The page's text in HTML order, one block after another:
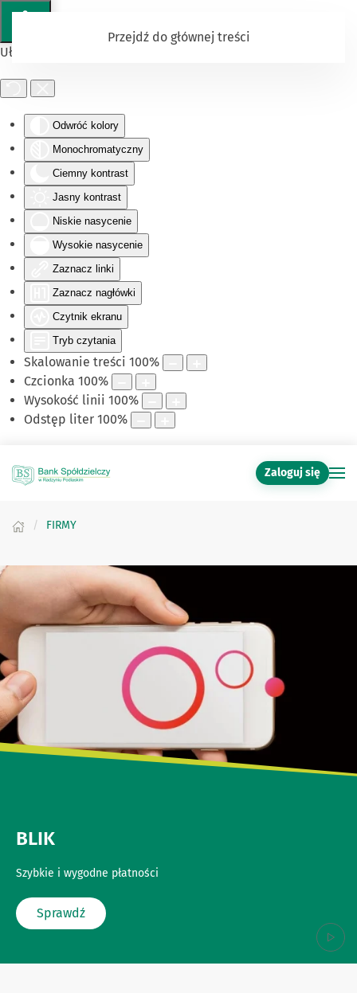
Ułatwienia dostępu
Odwróć kolory
Monochromatyczny
Ciemny kontrast
Jasny kontrast
Niskie nasycenie
Wysokie nasycenie
Zaznacz linki
Zaznacz nagłówki
Czytnik ekranu
Tryb czytania
Skalowanie treści 100%
Czcionka 100%
Wysokość linii 100%
Odstęp liter 100%
Przejdź do głównej treści
Zaloguj się
FIRMY
Witaj w naszym Banku
BLIK
Szybkie i wygodne płatności
Sprawdź